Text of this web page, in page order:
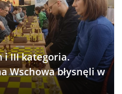
i III kategoria.
Wschowa błysnęli w